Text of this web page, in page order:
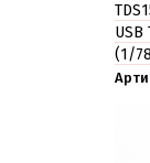
USB
(1/